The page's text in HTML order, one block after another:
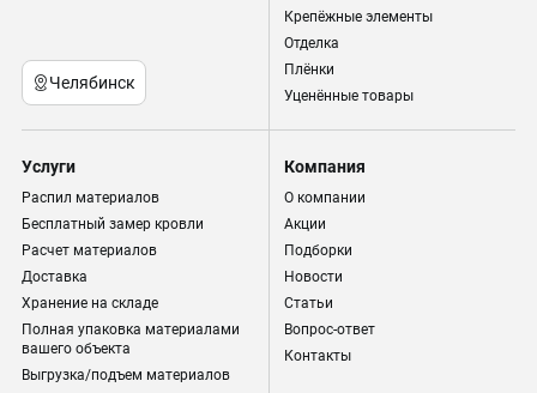
Челябинск
Крепёжные элементы
Отделка
Плёнки
Уценённые товары
Услуги
Распил материалов
Бесплатный замер кровли
Расчет материалов
Доставка
Хранение на складе
Полная упаковка материалами
вашего объекта
Выгрузка/подъем материалов
Компания
О компании
Акции
Подборки
Новости
Статьи
Вопрос-ответ
Контакты